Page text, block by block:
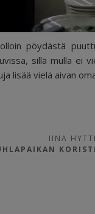
pöydästä
sillä mulla ei
lisää vielä aivan
IINA